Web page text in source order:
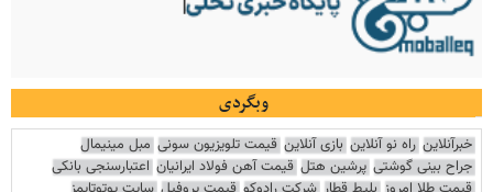
وبگردی
خبرآنلاین راه نو آنلاین بازی آنلاین قیمت تلویزیون سونی مبل مینیمال
جراح بینی گوشتی پرشین هتل قیمت آهن فولاد ایرانیان اعتبارسنجی بانکی